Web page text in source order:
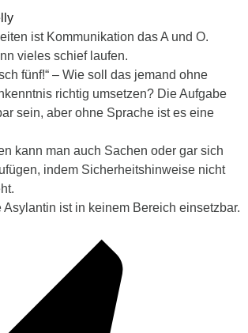
ist Kommunikation das A und O.
vieles schief laufen.
fünf!“ – Wie soll das jemand ohne
richtig umsetzen? Die Aufgabe
sein, aber ohne Sprache ist es eine
kann man auch Sachen oder gar sich
indem Sicherheitshinweise nicht
Asylantin ist in keinem Bereich einsetzbar.